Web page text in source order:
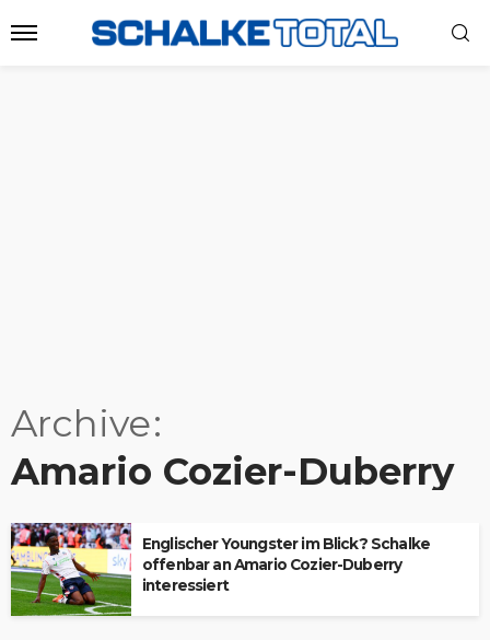
Archive
Amario Cozier-Duberry
Englischer Youngster im Blick? Schalke
offenbar an Amario Cozier-Duberry
interessiert